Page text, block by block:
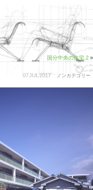
国分中央の住宅.2 »
07JUL 2017 ノンカテゴリー